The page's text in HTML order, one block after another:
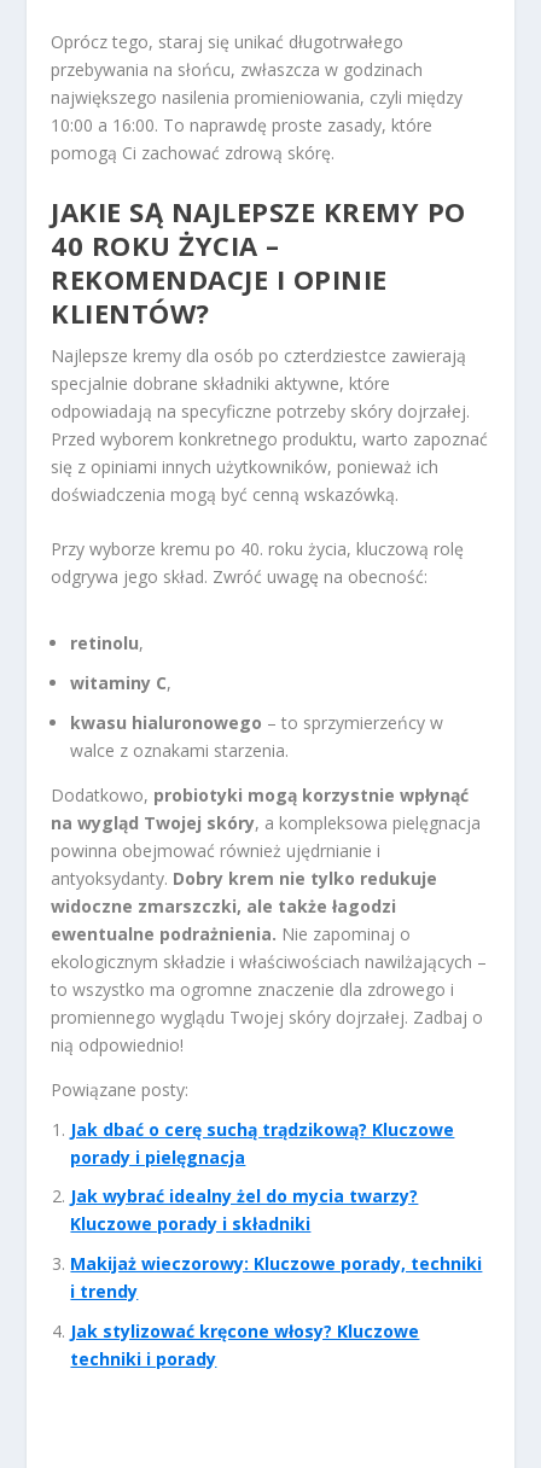
Oprócz tego, staraj się unikać długotrwałego
przebywania na słońcu, zwłaszcza w godzinach
największego nasilenia promieniowania, czyli między
10:00 a 16:00. To naprawdę proste zasady, które
pomogą Ci zachować zdrową skórę.
JAKIE SĄ NAJLEPSZE KREMY PO
40 ROKU ŻYCIA –
REKOMENDACJE I OPINIE
KLIENTÓW?
Najlepsze kremy dla osób po czterdziestce zawierają
specjalnie dobrane składniki aktywne, które
odpowiadają na specyficzne potrzeby skóry dojrzałej.
Przed wyborem konkretnego produktu, warto zapoznać
się z opiniami innych użytkowników, ponieważ ich
doświadczenia mogą być cenną wskazówką.
Przy wyborze kremu po 40. roku życia, kluczową rolę
odgrywa jego skład. Zwróć uwagę na obecność:
retinolu,
witaminy C,
kwasu hialuronowego – to sprzymierzeńcy w
walce z oznakami starzenia.
Dodatkowo, probiotyki mogą korzystnie wpłynąć
na wygląd Twojej skóry, a kompleksowa pielęgnacja
powinna obejmować również ujędrnianie i
antyoksydanty. Dobry krem nie tylko redukuje
widoczne zmarszczki, ale także łagodzi
ewentualne podrażnienia. Nie zapominaj o
ekologicznym składzie i właściwościach nawilżających –
to wszystko ma ogromne znaczenie dla zdrowego i
promiennego wyglądu Twojej skóry dojrzałej. Zadbaj o
nią odpowiednio!
Powiązane posty:
Jak dbać o cerę suchą trądzikową? Kluczowe
porady i pielęgnacja
Jak wybrać idealny żel do mycia twarzy?
Kluczowe porady i składniki
Makijaż wieczorowy: Kluczowe porady, techniki
i trendy
Jak stylizować kręcone włosy? Kluczowe
techniki i porady